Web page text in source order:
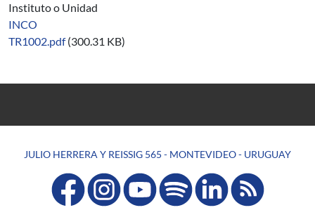
Instituto o Unidad
INCO
TR1002.pdf (300.31 KB)
JULIO HERRERA Y REISSIG 565 - MONTEVIDEO - URUGUAY